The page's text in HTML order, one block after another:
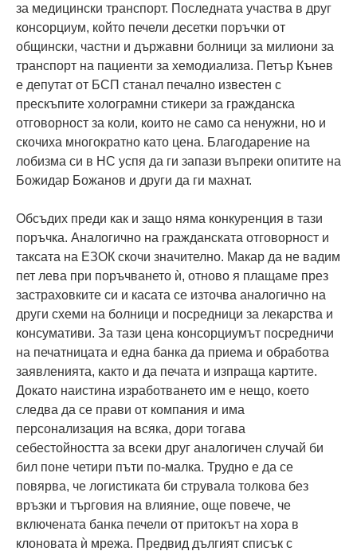
за медицински транспорт. Последната участва в друг
консорциум, който печели десетки поръчки от
общински, частни и държавни болници за милиони за
транспорт на пациенти за хемодиализа. Петър Кънев
е депутат от БСП станал печално известен с
прескъпите холограмни стикери за гражданска
отговорност за коли, които не само са ненужни, но и
скочиха многократно като цена. Благодарение на
лобизма си в НС успя да ги запази въпреки опитите на
Божидар Божанов и други да ги махнат.
Обсъдих преди как и защо няма конкуренция в тази
поръчка. Аналогично на гражданската отговорност и
таксата на ЕЗОК скочи значително. Макар да не вадим
пет лева при поръчването ѝ, отново я плащаме през
застраховките си и касата се източва аналогично на
други схеми на болници и посредници за лекарства и
консумативи. За тази цена консорциумът посредничи
на печатницата и една банка да приема и обработва
заявленията, както и да печата и изпраща картите.
Докато наистина изработването им е нещо, което
следва да се прави от компания и има
персонализация на всяка, дори тогава
себестойността за всеки друг аналогичен случай би
бил поне четири пъти по-малка. Трудно е да се
повярва, че логистиката би струвала толкова без
връзки и търговия на влияние, още повече, че
включената банка печели от притокът на хора в
клоновата ѝ мрежа. Предвид дългият списък с